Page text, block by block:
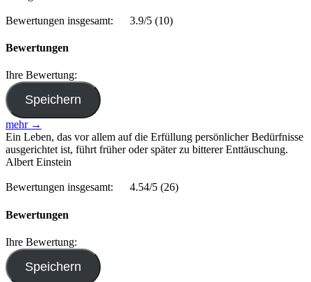
Bewertungen insgesamt: 3.9/5 (10)
Bewertungen
Ihre Bewertung:
mehr →
Ein Leben, das vor allem auf die Erfüllung persönlicher Bedürfnisse
ausgerichtet ist, führt früher oder später zu bitterer Enttäuschung.
Albert Einstein
Bewertungen insgesamt: 4.54/5 (26)
Bewertungen
Ihre Bewertung: